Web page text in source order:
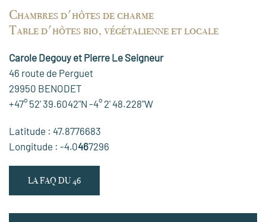
Chambres d'hôtes de charme
Table d'hôtes bio, végétalienne et locale
Carole Degouy et Pierre Le Seigneur
46 route de Perguet
29950 BENODET
+47° 52' 39.6042"N -4° 2' 48.228"W
Latitude : 47.8776683
Longitude : -4.0467296
LA FAQ DU 46